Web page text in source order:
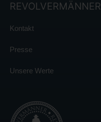
REVOLVERMÄNNER
Kontakt
Presse
Unsere Werte